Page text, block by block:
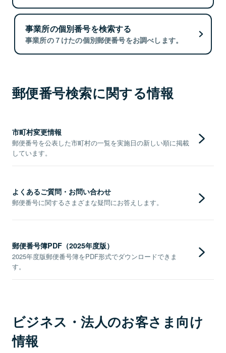
事業所の個別番号を検索する
事業所の７けたの個別郵便番号をお調べします。
郵便番号検索に関する情報
市町村変更情報
郵便番号を公表した市町村の一覧を実施日の新しい順に掲載
しています。
よくあるご質問・お問い合わせ
郵便番号に関するさまざまな疑問にお答えします。
郵便番号簿PDF（2025年度版）
2025年度版郵便番号簿をPDF形式でダウンロードできま
す。
ビジネス・法人のお客さま向け
情報